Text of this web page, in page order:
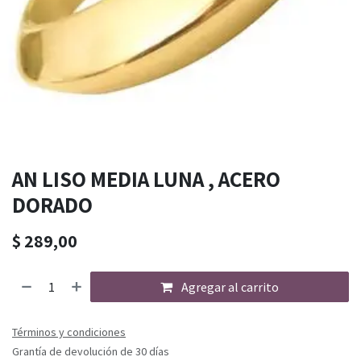
AN LISO MEDIA LUNA , ACERO
DORADO
$ 289,00
Agregar al carrito
Términos y condiciones
Grantía de devolución de 30 días